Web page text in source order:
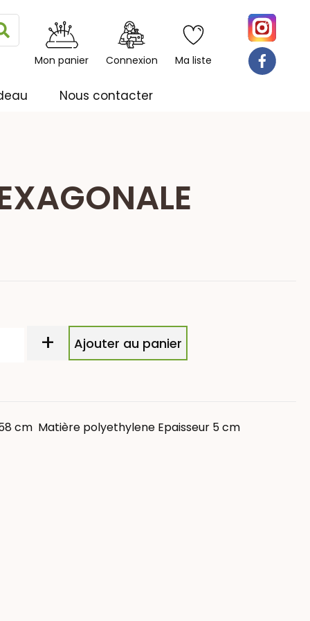
Rechercher
Mon panier Connexion Ma liste
Nous contacter
+ Ajouter au panier
cm Matière polyethylene Epaisseur 5 cm